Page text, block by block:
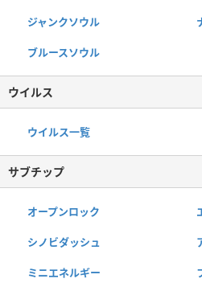
ジャンクソウル
ブルースソウル
ウイルス
ウイルス一覧
サブチップ
オープンロック
シノビダッシュ
ミニエネルギー